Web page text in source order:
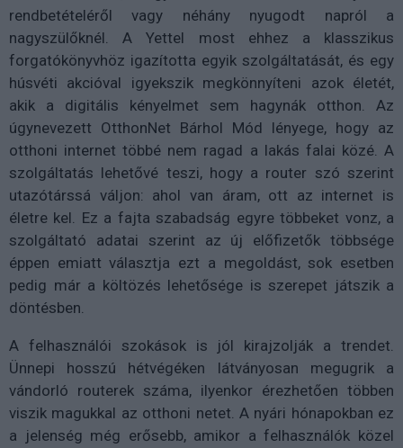
rendbetételéről vagy néhány nyugodt napról a
nagyszülőknél. A Yettel most ehhez a klasszikus
forgatókönyvhöz igazította egyik szolgáltatását, és egy
húsvéti akcióval igyekszik megkönnyíteni azok életét,
akik a digitális kényelmet sem hagynák otthon. Az
úgynevezett OtthonNet Bárhol Mód lényege, hogy az
otthoni internet többé nem ragad a lakás falai közé. A
szolgáltatás lehetővé teszi, hogy a router szó szerint
utazótárssá váljon: ahol van áram, ott az internet is
életre kel. Ez a fajta szabadság egyre többeket vonz, a
szolgáltató adatai szerint az új előfizetők többsége
éppen emiatt választja ezt a megoldást, sok esetben
pedig már a költözés lehetősége is szerepet játszik a
döntésben.
A felhasználói szokások is jól kirajzolják a trendet.
Ünnepi hosszú hétvégéken látványosan megugrik a
vándorló routerek száma, ilyenkor érezhetően többen
viszik magukkal az otthoni netet. A nyári hónapokban ez
a jelenség még erősebb, amikor a felhasználók közel